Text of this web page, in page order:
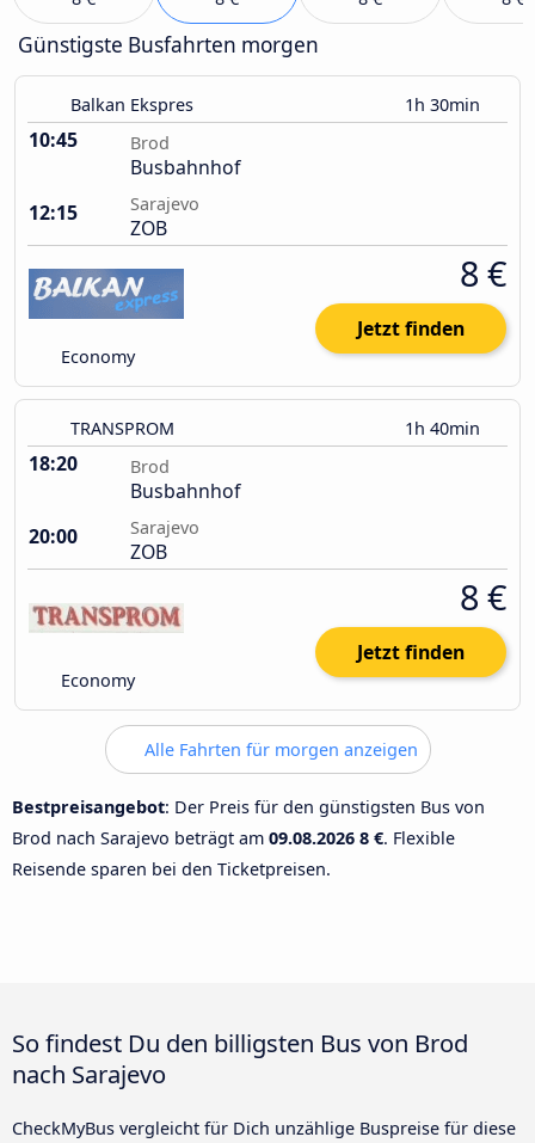
Günstigste Busfahrten morgen
Balkan Ekspres 1h 30min
10:45 Brod
Busbahnhof
12:15
Sarajevo
ZOB
Economy
8 €
Jetzt finden
TRANSPROM 1h 40min
18:20 Brod
Busbahnhof
20:00
Sarajevo
ZOB
Economy
8 €
Jetzt finden
Alle Fahrten für morgen anzeigen
Bestpreisangebot: Der Preis für den günstigsten Bus von
Brod nach Sarajevo beträgt am 09.08.2026 8 €. Flexible
Reisende sparen bei den Ticketpreisen.
So findest Du den billigsten Bus von Brod
nach Sarajevo
CheckMyBus vergleicht für Dich unzählige Buspreise für diese